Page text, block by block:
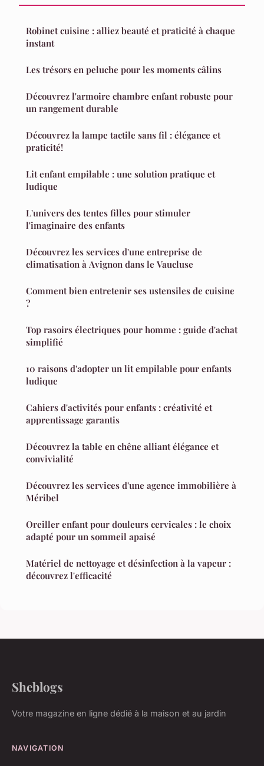
Robinet cuisine : alliez beauté et praticité à chaque
instant
Les trésors en peluche pour les moments câlins
Découvrez l'armoire chambre enfant robuste pour
un rangement durable
Découvrez la lampe tactile sans fil : élégance et
praticité!
Lit enfant empilable : une solution pratique et
ludique
L'univers des tentes filles pour stimuler
l'imaginaire des enfants
Découvrez les services d'une entreprise de
climatisation à Avignon dans le Vaucluse
Comment bien entretenir ses ustensiles de cuisine
?
Top rasoirs électriques pour homme : guide d'achat
simplifié
10 raisons d'adopter un lit empilable pour enfants
ludique
Cahiers d'activités pour enfants : créativité et
apprentissage garantis
Découvrez la table en chêne alliant élégance et
convivialité
Découvrez les services d'une agence immobilière à
Méribel
Oreiller enfant pour douleurs cervicales : le choix
adapté pour un sommeil apaisé
Matériel de nettoyage et désinfection à la vapeur :
découvrez l'efficacité
Sheblogs
Votre magazine en ligne dédié à la maison et au jardin
NAVIGATION